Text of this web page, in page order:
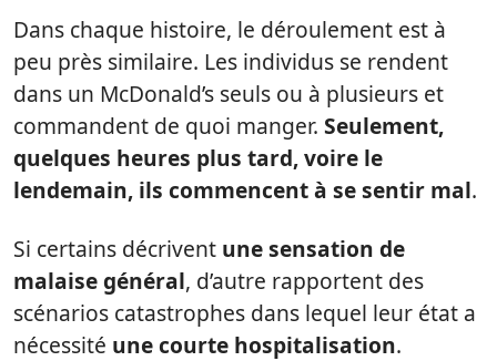
Dans chaque histoire, le déroulement est à
peu près similaire. Les individus se rendent
dans un McDonald’s seuls ou à plusieurs et
commandent de quoi manger. Seulement,
quelques heures plus tard, voire le
lendemain, ils commencent à se sentir mal.
Si certains décrivent une sensation de
malaise général, d’autre rapportent des
scénarios catastrophes dans lequel leur état a
nécessité une courte hospitalisation.